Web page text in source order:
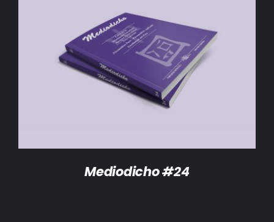
DETALLES
Mediodicho #24